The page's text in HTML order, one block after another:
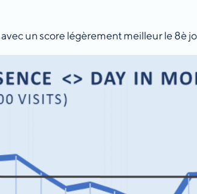
un score légèrement meilleur le 8è